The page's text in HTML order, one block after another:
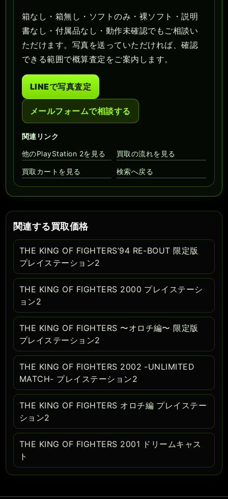
箱なし・箱無し・ソフトのみ・裸ソフト・説明
書なし・付属品なし・動作未確認でもご相談い
ただけます。写真を送っていただければ、確認
できる範囲で概算査定をご案内します。
LINEで写真査定
メールフォームで相談する
関連リンク
他のPlayStation 2を見る
買取の流れを見る
買取カートを見る 検索へ戻る
関連する買取価格
THE KING OF FIGHTERS’94 RE-BOUT 限定版
プレイステーション2
THE KING OF FIGHTERS 2000 プレイステーシ
ョン2
THE KING OF FIGHTERS 〜オロチ編〜 限定版
プレイステーション2
THE KING OF FIGHTERS 2002 -UNLIMITED
MATCH- プレイステーション2
THE KING OF FIGHTERS オロチ編 プレイステー
ション2
THE KING OF FIGHTERS 2001 ドリームキャス
ト